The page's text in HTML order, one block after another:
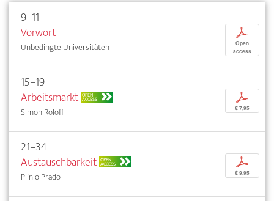
9–11
Vorwort
Unbedingte Universitäten
p
Open
access
15–19
Arbeitsmarkt OPEN
ACCESS
Simon Roloff
p
€ 7,95
21–34
Austauschbarkeit OPEN
ACCESS
Plínio Prado
p
€ 9,95